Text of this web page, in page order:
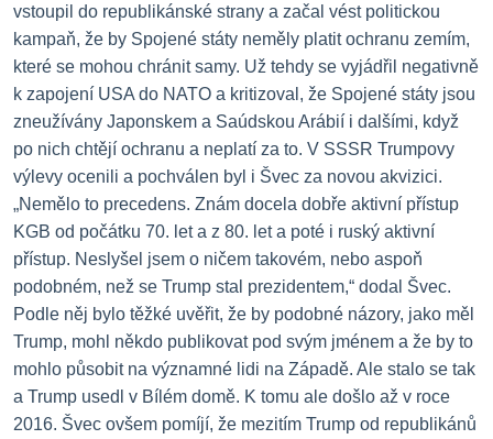
vstoupil do republikánské strany a začal vést politickou
kampaň, že by Spojené státy neměly platit ochranu zemím,
které se mohou chránit samy. Už tehdy se vyjádřil negativně
k zapojení USA do NATO a kritizoval, že Spojené státy jsou
zneužívány Japonskem a Saúdskou Arábií i dalšími, když
po nich chtějí ochranu a neplatí za to. V SSSR Trumpovy
výlevy ocenili a pochválen byl i Švec za novou akvizici.
„Nemělo to precedens. Znám docela dobře aktivní přístup
KGB od počátku 70. let a z 80. let a poté i ruský aktivní
přístup. Neslyšel jsem o ničem takovém, nebo aspoň
podobném, než se Trump stal prezidentem,“ dodal Švec.
Podle něj bylo těžké uvěřit, že by podobné názory, jako měl
Trump, mohl někdo publikovat pod svým jménem a že by to
mohlo působit na významné lidi na Západě. Ale stalo se tak
a Trump usedl v Bílém domě. K tomu ale došlo až v roce
2016. Švec ovšem pomíjí, že mezitím Trump od republikánů